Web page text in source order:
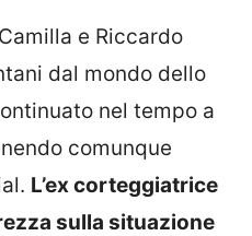
e Riccardo
dal mondo dello
nel tempo a
comunque
L’ex corteggiatrice
sulla situazione